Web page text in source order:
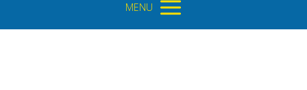
MENU